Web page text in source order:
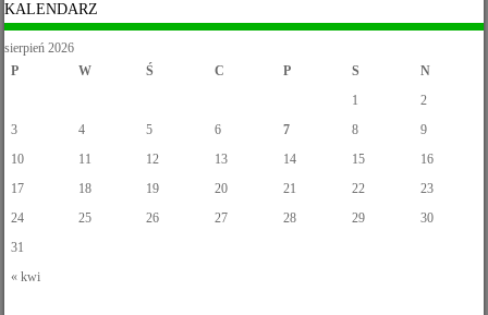
KALENDARZ
sierpień 2026
P
W Ś C P S N
« kwi
1
2
3
4 5 6 7 8
9
10
11 12 13 14 15
16
17
18 19 20 21 22
23
24
25 26 27 28 29
30
31